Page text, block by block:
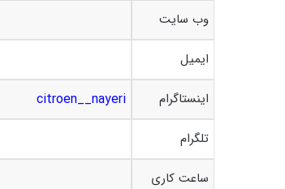
وب سایت
ایمیل
اینستاگرام citroen__nayeri
تلگرام
ساعت کاری